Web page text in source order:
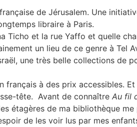
de Jérusalem. Une
libraire à Paris.
Ticho et la rue Yaffo et quelle
un lieu de ce genre à Tel
une très belle collections de
français à des prix accessibles.
tête. Avant de connaître Au fil
étagères de ma bibliothèque
de les voir lus par mes